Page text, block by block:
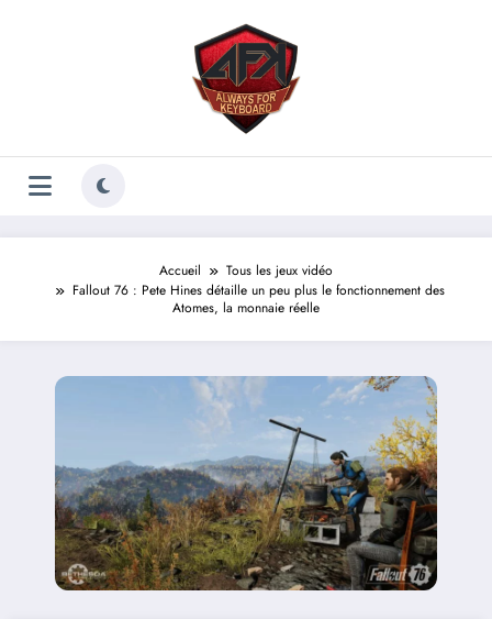
Accueil
Tous les jeux vidéo
Fallout 76 : Pete Hines détaille un peu plus le fonctionnement des
Atomes, la monnaie réelle